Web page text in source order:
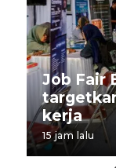
Job Fair
kerja
15 jam lalu